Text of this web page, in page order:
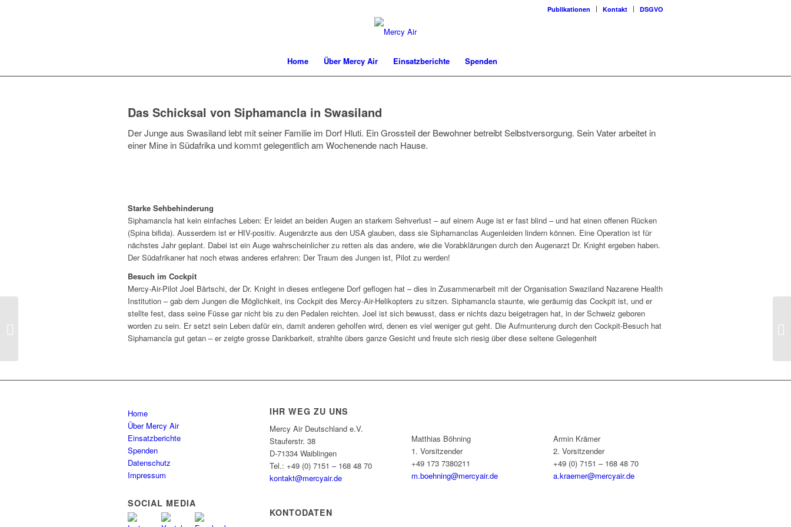
Publikationen Kontakt DSGVO
Home Über Mercy Air Einsatzberichte Spenden
Das Schicksal von Siphamancla in Swasiland
Der Junge aus Swasiland lebt mit seiner Familie im Dorf Hluti. Ein Grossteil der Bewohner betreibt Selbstversorgung. Sein Vater arbeitet in
einer Mine in Südafrika und kommt gelegentlich am Wochenende nach Hause.
Starke Sehbehinderung
Siphamancla hat kein einfaches Leben: Er leidet an beiden Augen an starkem Sehverlust – auf einem Auge ist er fast blind – und hat einen offenen Rücken
(Spina bifida). Ausserdem ist er HIV-positiv. Augenärzte aus den USA glauben, dass sie Siphamanclas Augenleiden lindern können. Eine Operation ist für
nächstes Jahr geplant. Dabei ist ein Auge wahrscheinlicher zu retten als das andere, wie die Vorabklärungen durch den Augenarzt Dr. Knight ergeben haben.
Der Südafrikaner hat noch etwas anderes erfahren: Der Traum des Jungen ist, Pilot zu werden!
Besuch im Cockpit
Mercy-Air-Pilot Joel Bärtschi, der Dr. Knight in dieses entlegene Dorf geflogen hat – dies in Zusammenarbeit mit der Organisation Swaziland Nazarene Health
Institution – gab dem Jungen die Möglichkeit, ins Cockpit des Mercy-Air-Helikopters zu sitzen. Siphamancla staunte, wie geräumig das Cockpit ist, und er
stellte fest, dass seine Füsse gar nicht bis zu den Pedalen reichten. Joel ist sich bewusst, dass er nichts dazu beigetragen hat, in der Schweiz geboren
worden zu sein. Er setzt sein Leben dafür ein, damit anderen geholfen wird, denen es viel weniger gut geht. Die Aufmunterung durch den Cockpit-Besuch hat
Siphamancla gut getan – er zeigte grosse Dankbarkeit, strahlte übers ganze Gesicht und freute sich riesig über diese seltene Gelegenheit
Home
Über Mercy Air
Einsatzberichte
Spenden
Datenschutz
Impressum
SOCIAL MEDIA
IHR WEG ZU UNS
Mercy Air Deutschland e.V.
Stauferstr. 38
D-71334 Waiblingen
Tel.: +49 (0) 7151 – 168 48 70
kontakt@mercyair.de
KONTODATEN
Matthias Böhning
1. Vorsitzender
+49 173 7380211
m.boehning@mercyair.de
Armin Krämer
2. Vorsitzender
+49 (0) 7151 – 168 48 70
a.kraemer@mercyair.de